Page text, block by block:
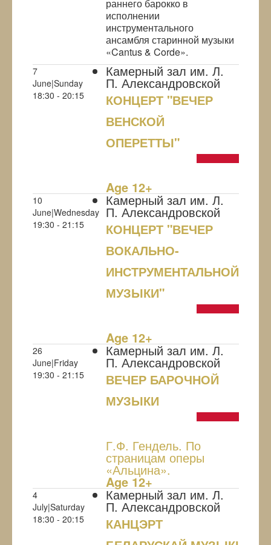
раннего барокко в
исполнении
инструментального
ансамбля старинной музыки
«Cantus & Corde».
7
June|Sunday
18:30 - 20:15
Камерный зал им. Л.
П. Александровской
КОНЦЕРТ "ВЕЧЕР
ВЕНСКОЙ
ОПЕРЕТТЫ"
Age 12+
10
June|Wednesday
19:30 - 21:15
Камерный зал им. Л.
П. Александровской
КОНЦЕРТ "ВЕЧЕР
ВОКАЛЬНО-
ИНСТРУМЕНТАЛЬНОЙ
МУЗЫКИ"
Age 12+
26
June|Friday
19:30 - 21:15
Камерный зал им. Л.
П. Александровской
ВЕЧЕР БАРОЧНОЙ
МУЗЫКИ
Г.Ф. Гендель. По
страницам оперы
«Альцина».
Age 12+
4
July|Saturday
18:30 - 20:15
Камерный зал им. Л.
П. Александровской
КАНЦЭРТ